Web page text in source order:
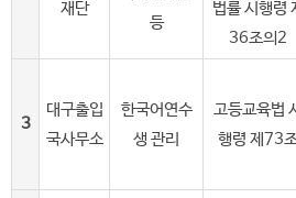
재단
등
법률 시행령
36조의2
3
대구출입
국사무소
한국어연수
생 관리
고등교육법
행령 제73